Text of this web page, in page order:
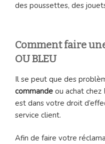
des poussettes, des
Comment faire
OU BLEU
Il se peut que des
commande ou achat chez
est dans votre droit
service client.
Afin de faire votre